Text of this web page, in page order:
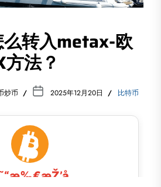
转入metax-欧
法？
炒币 2025年12月20日 比特币